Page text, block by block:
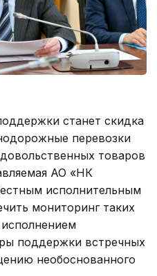
станет скидка
перевозки
товаров
АО «НК
исполнительным
мониторинг таких
поддержки встречных
необоснованного